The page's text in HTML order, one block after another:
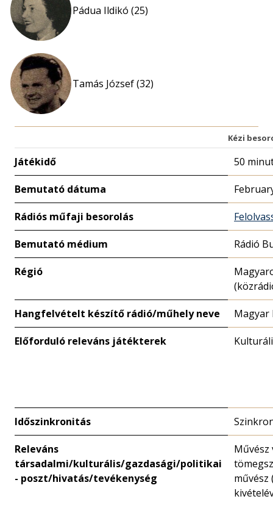
Pádua Ildikó (25)
Tamás József (32)
Kézi
Játékidő 50
Bemutató dátuma
Rádiós műfaji besorolás
Bemutató médium Rádió
Régió
Hangfelvételt készítő rádió/műhely neve Magyar
Előforduló releváns játékterek
Időszinkronitás
Releváns
társadalmi/kulturális/gazdasági/politikai
- poszt/hivatás/tevékenység
Művész
művész